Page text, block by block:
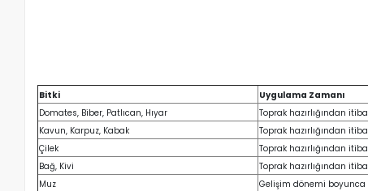
Bitki Uygulama Zamanı
Domates, Biber, Patlıcan, Hıyar
Toprak hazırlığından
Kavun, Karpuz, Kabak
Toprak hazırlığından
Çilek
Toprak hazırlığından
Bağ, Kivi
Toprak hazırlığından
Muz
Gelişim dönemi boyunca